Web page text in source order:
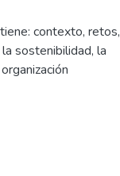
contexto, retos,
sostenibilidad, la